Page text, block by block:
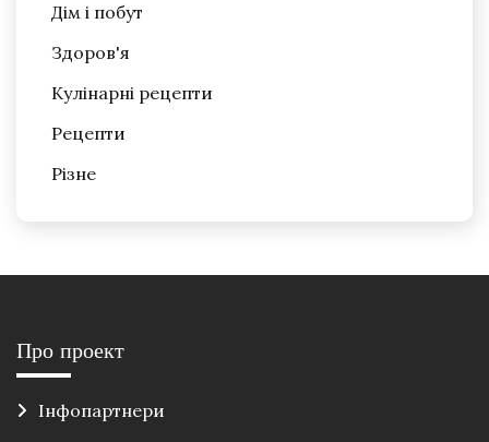
Дім і побут
Здоров'я
Кулінарні рецепти
Рецепти
Різне
Про проект
Інфопартнери